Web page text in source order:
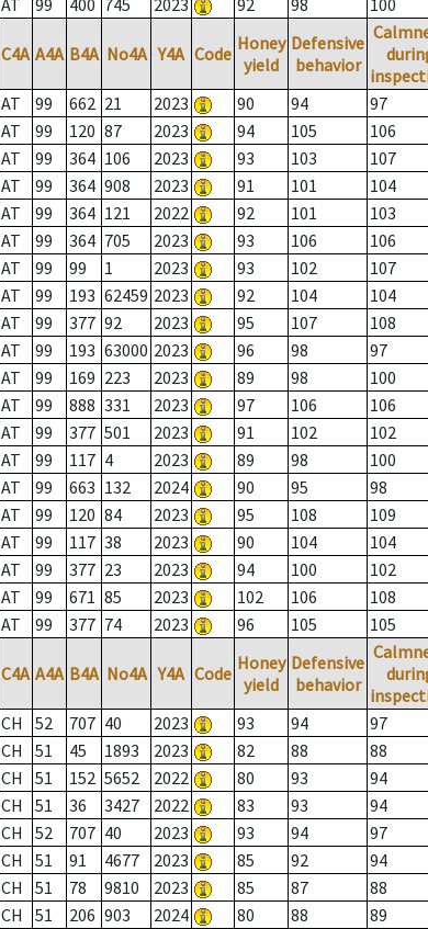
AT 99 400 745 2023 92 98 100
C4A A4A B4A No4A Y4A Code Honey
yield
Defensive
behavior
AT 99 662 21 2023 90 94 97
AT 99 120 87 2023 94 105 106
AT 99 364 106 2023 93 103 107
AT 99 364 908 2023 91 101 104
AT 99 364 121 2022 92 101 103
AT 99 364 705 2023 93 106 106
AT 99 99 1 2023 93 102 107
AT 99 193 62459 2023 92 104 104
AT 99 377 92 2023 95 107 108
AT 99 193 63000 2023 96 98 97
AT 99 169 223 2023 89 98 100
AT 99 888 331 2023 97 106 106
AT 99 377 501 2023 91 102 102
AT 99 117 4 2023 89 98 100
AT 99 663 132 2024 90 95 98
AT 99 120 84 2023 95 108 109
AT 99 117 38 2023 90 104 104
AT 99 377 23 2023 94 100 102
AT 99 671 85 2023 102 106 108
AT 99 377 74 2023 96 105 105
C4A A4A B4A No4A Y4A Code Honey
yield
Defensive
behavior
CH 52 707 40 2023 93 94 97
CH 51 45 1893 2023 82 88 88
CH 51 152 5652 2022 80 93 94
CH 51 36 3427 2022 83 93 94
CH 52 707 40 2023 93 94 97
CH 51 91 4677 2023 85 92 94
CH 51 78 9810 2023 85 87 88
CH 51 206 903 2024 80 88 89